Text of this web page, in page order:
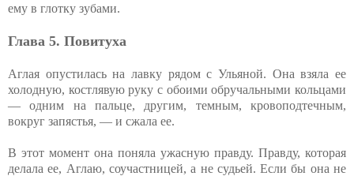
ему в глотку зубами.
Глава 5. Повитуха
Аглая опустилась на лавку рядом с Ульяной. Она взяла ее
холодную, костлявую руку с обоими обручальными кольцами
— одним на пальце, другим, темным, кровоподтечным,
вокруг запястья, — и сжала ее.
В этот момент она поняла ужасную правду. Правду, которая
делала ее, Аглаю, соучастницей, а не судьей. Если бы она не